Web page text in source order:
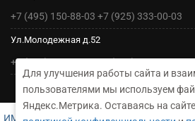
Для улучшения работы сайта и
пользователями мы используем
Яндекс.Метрика. Оставаясь на
+7 (495) 150-88-03 +7 (925) 333-00-03
Ул.Молодежная д.52
+7 (495) 150-88-03+7 (925) 333-00-03
ИМЕЮТСЯ ПРОТИВОПОКАЗАНИЯ.